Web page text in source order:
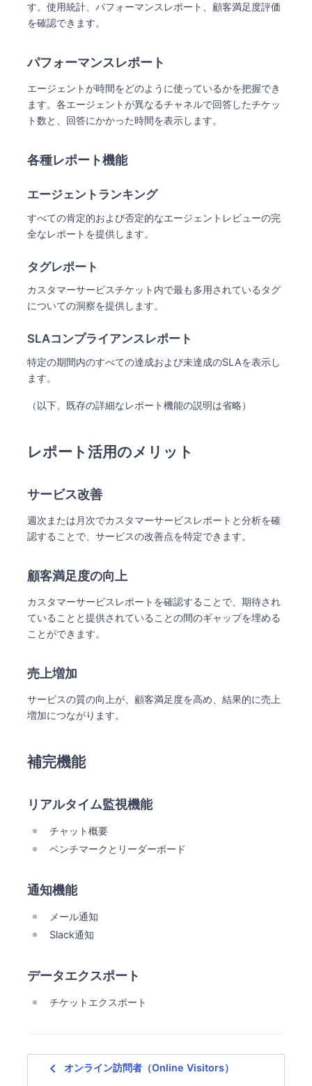
す。使用統計、パフォーマンスレポート、顧客満足度評価
を確認できます。
パフォーマンスレポート
エージェントが時間をどのように使っているかを把握でき
ます。各エージェントが異なるチャネルで回答したチケッ
ト数と、回答にかかった時間を表示します。
各種レポート機能
エージェントランキング
すべての肯定的および否定的なエージェントレビューの完
全なレポートを提供します。
タグレポート
カスタマーサービスチケット内で最も多用されているタグ
についての洞察を提供します。
SLAコンプライアンスレポート
特定の期間内のすべての達成および未達成のSLAを表示し
ます。
（以下、既存の詳細なレポート機能の説明は省略）
レポート活用のメリット
サービス改善
週次または月次でカスタマーサービスレポートと分析を確
認することで、サービスの改善点を特定できます。
顧客満足度の向上
カスタマーサービスレポートを確認することで、期待され
ていることと提供されていることの間のギャップを埋める
ことができます。
売上増加
サービスの質の向上が、顧客満足度を高め、結果的に売上
増加につながります。
補完機能
リアルタイム監視機能
チャット概要
ベンチマークとリーダーボード
通知機能
メール通知
Slack通知
データエクスポート
チケットエクスポート
navigate_before オンライン訪問者（Online Visitors）